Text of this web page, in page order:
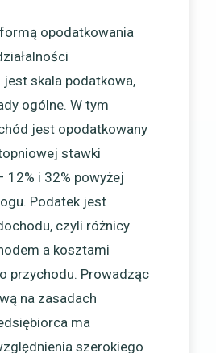
opodatkowania
skala podatkowa,
ogólne. W tym
jest opodatkowany
stawki
12% i 32% powyżej
Podatek jest
czyli różnicy
a kosztami
przychodu. Prowadząc
na zasadach
ma
szerokiego